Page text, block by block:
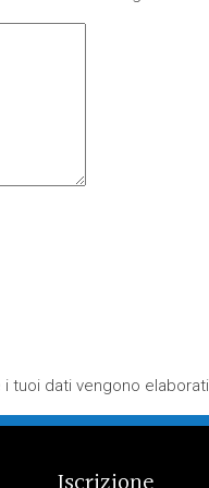
tuoi dati vengono elaborati